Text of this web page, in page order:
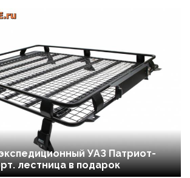
УАЗ Патриот-
лестница в подарок